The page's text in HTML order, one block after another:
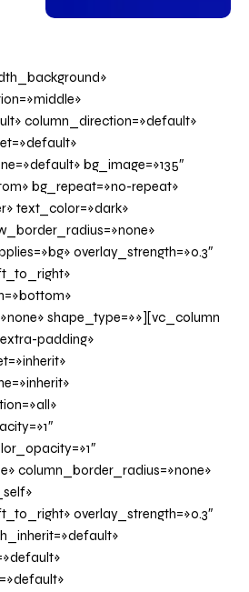
column_direction=»default»
bg_image=»135″
bg_repeat=»no-repeat»
text_color=»dark»
overlay_strength=»0.3″
shape_type=»»][vc_column
padding»
column_border_radius=»none»
overlay_strength=»0.3″